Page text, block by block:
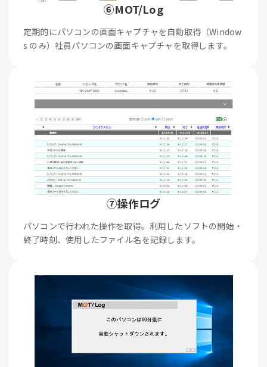
⑥MOT/Log
定期的にパソコンの画面キャプチャを自動取得（Window
s のみ）社員パソコンの画面キャプチャを取得します。
⑦操作ログ
パソコンで行われた操作を取得。利用したソフトの開始・
終了時刻、使用したファイル名を記録します。